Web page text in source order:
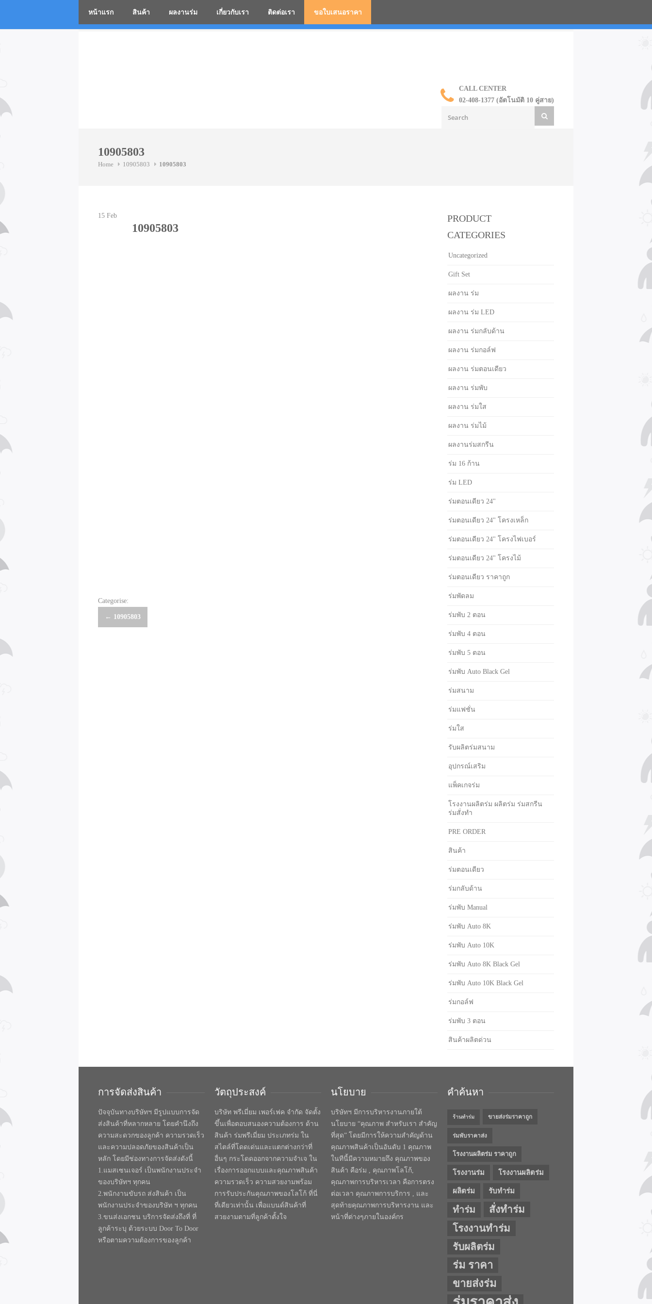
CALL CENTER
02-408-1377 (อัตโนมัติ 10 คู่สาย)
หน้าแรก สินค้า ผลงานร่ม เกี่ยวกับเรา ติดต่อเรา ขอใบเสนอราคา
10905803
Home 10905803 10905803
15 Feb
10905803
Categorise:
Post
← 10905803
PRODUCT
CATEGORIES
Uncategorized
Gift Set
ผลงาน ร่ม
ผลงาน ร่ม LED
ผลงาน ร่มกลับด้าน
ผลงาน ร่มกอล์ฟ
ผลงาน ร่มตอนเดียว
ผลงาน ร่มพับ
ผลงาน ร่มใส
ผลงาน ร่มไม้
ผลงานร่มสกรีน
ร่ม 16 ก้าน
ร่ม LED
ร่มตอนเดียว 24"
ร่มตอนเดียว 24" โครงเหล็ก
ร่มตอนเดียว 24" โครงไฟเบอร์
ร่มตอนเดียว 24" โครงไม้
ร่มตอนเดียว ราคาถูก
ร่มพัดลม
ร่มพับ 2 ตอน
ร่มพับ 4 ตอน
ร่มพับ 5 ตอน
ร่มพับ Auto Black Gel
ร่มสนาม
ร่มแฟชั่น
ร่มใส
รับผลิตร่มสนาม
อุปกรณ์เสริม
แพ็คเกจร่ม
โรงงานผลิตร่ม ผลิตร่ม ร่มสกรีน
ร่มสั่งทำ
PRE ORDER
สินค้า
ร่มตอนเดียว
ร่มกลับด้าน
ร่มพับ Manual
ร่มพับ Auto 8K
ร่มพับ Auto 10K
ร่มพับ Auto 8K Black Gel
ร่มพับ Auto 10K Black Gel
ร่มกอล์ฟ
ร่มพับ 3 ตอน
สินค้าผลิตด่วน
การจัดส่งสินค้า
ปัจจุบันทางบริษัทฯ มีรูปแบบการจัด
ส่งสินค้าที่หลากหลาย โดยคำนึงถึง
ความสะดวกของลูกค้า ความรวดเร็ว
และความปลอดภัยของสินค้าเป็น
หลัก โดยมีช่องทางการจัดส่งดังนี้
1.แมสเซนเจอร์ เป็นพนักงานประจำ
ของบริษัทฯ ทุกคน
2.พนักงานขับรถ ส่งสินค้า เป็น
พนักงานประจำของบริษัท ฯ ทุกคน
3.ขนส่งเอกชน บริการจัดส่งถึงที่ ที่
ลูกค้าระบุ ด้วยระบบ Door To Door
หรือตามความต้องการของลูกค้า
วัตถุประสงค์
บริษัท พรีเมี่ยม เพอร์เฟค จำกัด จัดตั้ง
ขึ้นเพื่อตอบสนองความต้องการ ด้าน
สินค้า ร่มพรีเมี่ยม ประเภทร่ม ใน
สไตล์ที่โดดเด่นและแตกต่างกว่าที่
อื่นๆ กระโดดออกจากความจำเจ ใน
เรื่องการออกแบบและคุณภาพสินค้า
ความรวดเร็ว ความสวยงามพร้อม
การรับประกันคุณภาพของโลโก้ ที่นี่
ที่เดียวเท่านั้น เพื่อแบนด์สินค้าที่
สวยงามตามที่ลูกค้าตั้งใจ
นโยบาย
บริษัทฯ มีการบริหารงานภายใต้
นโยบาย “คุณภาพ สำหรับเรา สำคัญ
ที่สุด” โดยมีการให้ความสำคัญด้าน
คุณภาพสินค้าเป็นอันดับ 1 คุณภาพ
ในทีนี้มีความหมายถึง คุณภาพของ
สินค้า คือร่ม , คุณภาพโลโก้,
คุณภาพการบริหารเวลา คือการตรง
ต่อเวลา คุณภาพการบริการ , และ
สุดท้ายคุณภาพการบริหารงาน และ
หน้าที่ต่างๆภายในองค์กร
คำค้นหา
ร้านทำร่ม ขายส่งร่มราคาถูก
ร่มพับราคาส่ง
โรงงานผลิตร่ม ราคาถูก
โรงงานร่ม โรงงานผลิตร่ม
ผลิตร่ม รับทำร่ม
ทำร่ม
สั่งทำร่ม
โรงงานทำร่ม
รับผลิตร่ม
ร่ม ราคา
ขายส่งร่ม
โรงงานร่มสกรีนโลโก้ ร่มพรีเมี่ยม ร่มตอนเดียว ร่มกอล์ฟ ร่มกลับด้าน ราคาส่ง